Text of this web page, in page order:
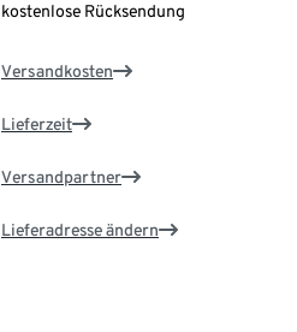
kostenlose Rücksendung
Versandkosten
Lieferzeit
Versandpartner
Lieferadresse ändern